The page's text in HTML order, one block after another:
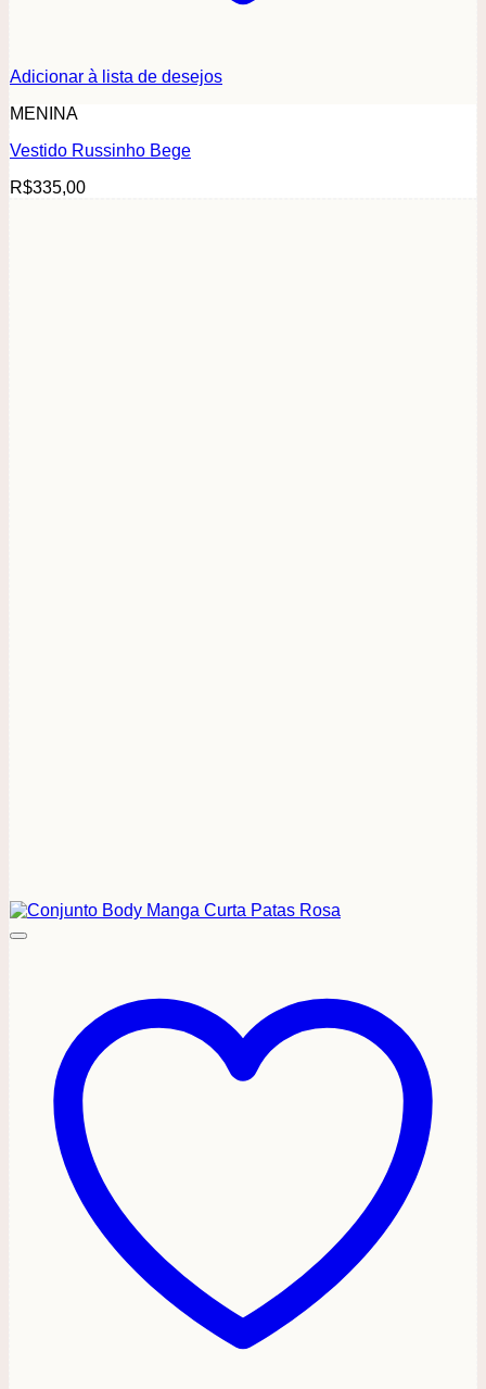
Adicionar à lista de desejos
MENINA
Vestido Russinho Bege
R$335,00